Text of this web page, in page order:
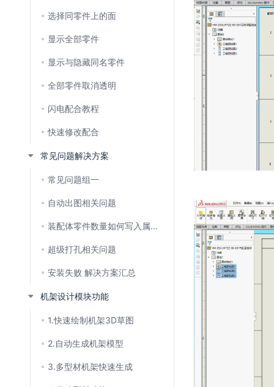
选择同零件上的面
显示全部零件
显示与隐藏同名零件
全部零件取消透明
闪电配合教程
快速修改配合
常见问题解决方案
常见问题组一
自动出图相关问题
装配体零件数量如何写入属性,再关联工程图?
超级打孔相关问题
安装失败 解决方案汇总
机架设计模块功能
1.快速绘制机架3D草图
2.自动生成机架模型
3.多型材机架快速生成